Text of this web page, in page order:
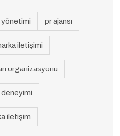
yönetimi pr ajansı
iletişimi
organizasyonu
deneyimi
iletişim